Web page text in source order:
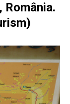
România.